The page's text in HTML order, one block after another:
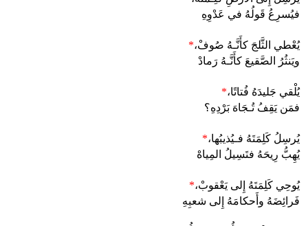
فيُسرِعُ قَولُهُ في عَدْوِهِ
يُعْطي الثَّلجَ كأَنَّـهُ صُوفْ،*
ويَنثُرُ الصَّقيعَ كأَنَّـهُ رَمادْ
يُلْقي جَليدَهُ فُتاتًا،*
فمَن يَقِفُ تُـجَاهَ بَرْدِهِ؟
يُرسِلُ كَلِمَتَهُ فـيُذيبُها،*
يُهِبُّ رِيحَهُ فتَسِيلُ المِياهْ
يُوحِي كَلِمَتَهُ إِلى يَعْقوبْ،*
فَرائِضَهُ وأَحكامَهُ إِلى شعبِهِ